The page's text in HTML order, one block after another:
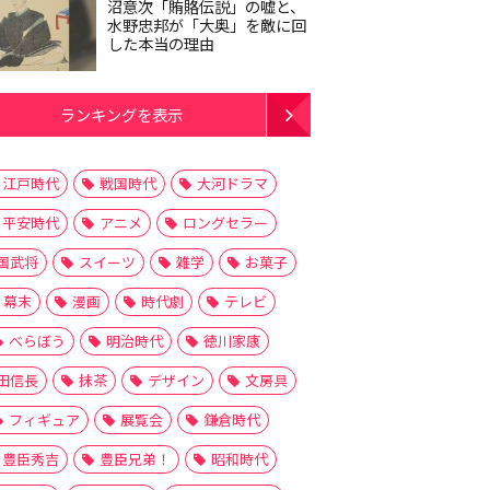
沼意次「賄賂伝説」の嘘と、
水野忠邦が「大奥」を敵に回
した本当の理由
ランキングを表示
江戸時代 戦国時代
大河ドラマ
平安時代
アニメ
ロングセラー
武将
スイーツ 雑学
お菓子
幕末
漫画 時代劇
テレビ
べらぼう
明治時代
徳川家康
信長
抹茶 デザイン
文房具
フィギュア
展覧会
鎌倉時代
豊臣秀吉
豊臣兄弟！
昭和時代